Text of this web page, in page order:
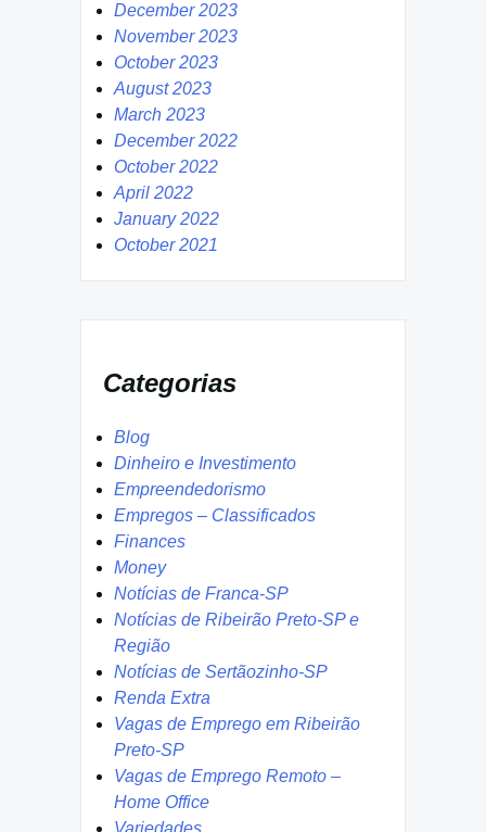
December 2023
November 2023
October 2023
August 2023
March 2023
December 2022
October 2022
April 2022
January 2022
October 2021
Categorias
Blog
Dinheiro e Investimento
Empreendedorismo
Empregos – Classificados
Finances
Money
Notícias de Franca-SP
Notícias de Ribeirão Preto-SP e
Região
Notícias de Sertãozinho-SP
Renda Extra
Vagas de Emprego em Ribeirão
Preto-SP
Vagas de Emprego Remoto –
Home Office